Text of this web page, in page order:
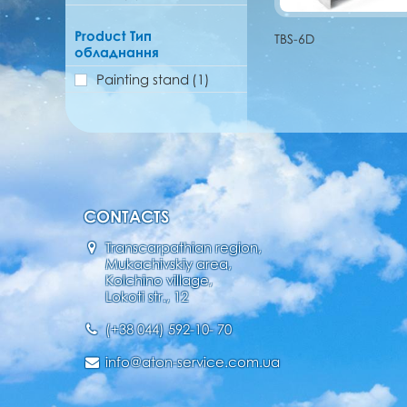
Product Тип
обладнання
Painting stand (1)
TBS-6D
CONTACTS
Transcarpathian region,
Mukachivskiy area,
Kolchino village,
Lokoti str., 12
(+38 044) 592-10- 70
info@aton-service.com.ua